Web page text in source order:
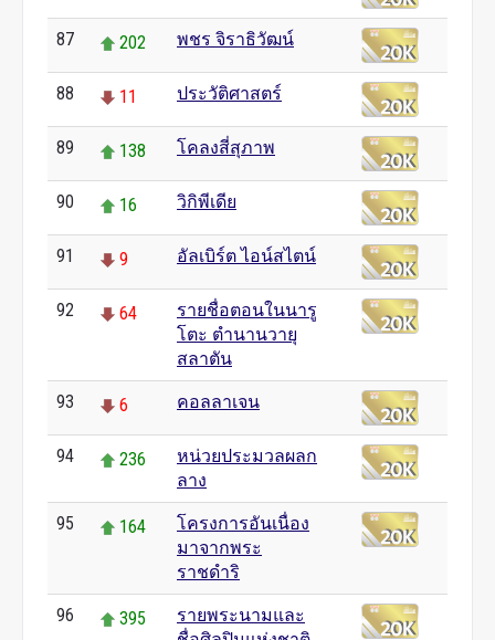
87 202 พชร จิราธิวัฒน์
88 11 ประวัติศาสตร์
89 138 โคลงสี่สุภาพ
90 16 วิกิพีเดีย
91 9 อัลเบิร์ต ไอน์สไตน์
92 64
รายชื่อตอนในนารู
โตะ ตำนานวายุ
สลาตัน
93 6 คอลลาเจน
94 236
หน่วยประมวลผลก
ลาง
95 164
โครงการอันเนื่อง
มาจากพระ
ราชดำริ
96 395
รายพระนามและ